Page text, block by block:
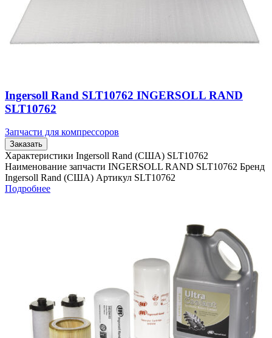
Ingersoll Rand SLT10762 INGERSOLL RAND
SLT10762
Запчасти для компрессоров
Заказать
Характеристики Ingersoll Rand (США) SLT10762
Наименование запчасти INGERSOLL RAND SLT10762 Бренд
Ingersoll Rand (США) Артикул SLT10762
Подробнее